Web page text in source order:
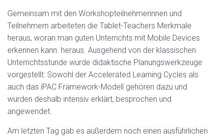
Gemeinsam mit den Workshopteilnehmerinnen und
Teilnehmern arbeiteten die Tablet-Teachers Merkmale
heraus, woran man guten Unterrichts mit Mobile Devices
erkennen kann. heraus. Ausgehend von der klassischen
Unterrichtsstunde wurde didaktische Planungswerkzeuge
vorgestellt: Sowohl der Accelerated Learning Cycles als
auch das iPAC Framework-Modell gehören dazu und
wurden deshalb intensiv erklärt, besprochen und
angewendet.
Am letzten Tag gab es außerdem noch einen ausführlichen